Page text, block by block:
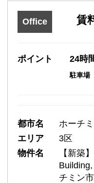
Office 賃
ポイント 24時
駐車場
都市名
ホーチ
エリア
3区
物件名
【新築
チミン